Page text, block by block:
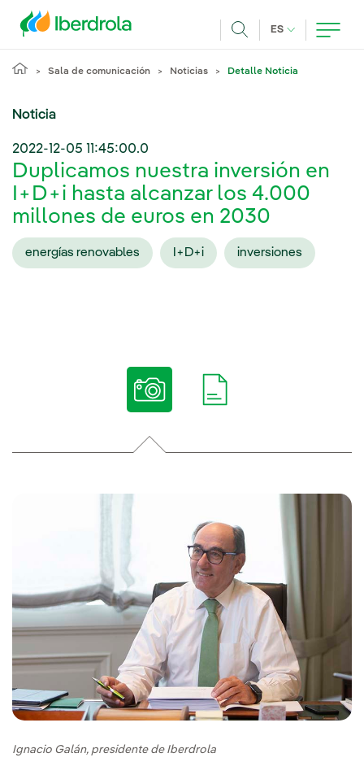
ES IDIOMA
Sala de comunicación Noticias Detalle Noticia
Noticia
2022-12-05 11:45:00.0
Duplicamos nuestra inversión en
I+D+i hasta alcanzar los 4.000
millones de euros en 2030
energías renovables I+D+i inversiones
Ignacio Galán, presidente de Iberdrola